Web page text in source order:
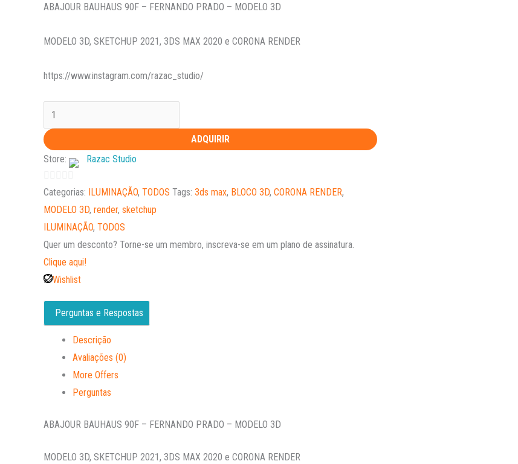
ABAJOUR BAUHAUS 90F – FERNANDO PRADO – MODELO 3D
MODELO 3D, SKETCHUP 2021, 3DS MAX 2020 e CORONA RENDER
https://www.instagram.com/razac_studio/
ADQUIRIR
Store:
Razac Studio
0
out
Categorias: ILUMINAÇÃO, TODOS Tags: 3ds max, BLOCO 3D, CORONA RENDER,
MODELO 3D, render, sketchup
ILUMINAÇÃO, TODOS
Quer um desconto? Torne-se um membro, inscreva-se em um plano de assinatura.
Clique aqui!
Wishlist
Perguntas e Respostas
Descrição
Avaliações (0)
More Offers
Perguntas
ABAJOUR BAUHAUS 90F – FERNANDO PRADO – MODELO 3D
MODELO 3D, SKETCHUP 2021, 3DS MAX 2020 e CORONA RENDER